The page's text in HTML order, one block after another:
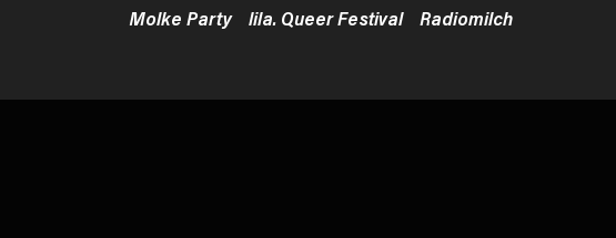
Molke Party
lila. Queer Festival Radiomilch